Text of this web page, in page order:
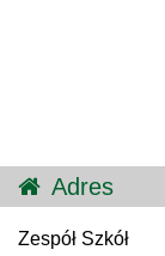
Adres
Zespół Szkół